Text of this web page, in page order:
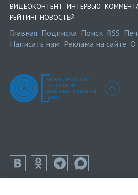
ВИДЕОКОНТЕНТ ИНТЕРВЬЮ
РЕЙТИНГ НОВОСТЕЙ
Главная Подписка Поиск RSS
Написать нам Реклама на сайте О